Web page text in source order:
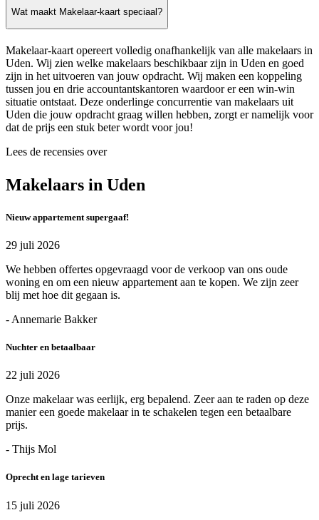
Wat maakt Makelaar-kaart speciaal?
Makelaar-kaart opereert volledig onafhankelijk van alle makelaars in
Uden. Wij zien welke makelaars beschikbaar zijn in Uden en goed
zijn in het uitvoeren van jouw opdracht. Wij maken een koppeling
tussen jou en drie accountantskantoren waardoor er een win-win
situatie ontstaat. Deze onderlinge concurrentie van makelaars uit
Uden die jouw opdracht graag willen hebben, zorgt er namelijk voor
dat de prijs een stuk beter wordt voor jou!
Lees de recensies over
Makelaars in Uden
Nieuw appartement supergaaf!
29 juli 2026
We hebben offertes opgevraagd voor de verkoop van ons oude
woning en om een nieuw appartement aan te kopen. We zijn zeer
blij met hoe dit gegaan is.
- Annemarie Bakker
Nuchter en betaalbaar
22 juli 2026
Onze makelaar was eerlijk, erg bepalend. Zeer aan te raden op deze
manier een goede makelaar in te schakelen tegen een betaalbare
prijs.
- Thijs Mol
Oprecht en lage tarieven
15 juli 2026